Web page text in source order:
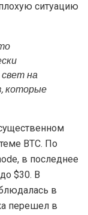
ситуацию
на
которые
BTC. По
в последнее
$30. В
в
перешел в